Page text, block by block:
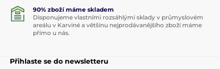
90% zboží máme skladem
Disponujeme vlastními rozsáhlými sklady v průmyslovém
areálu v Karviné a většinu nejprodávanějšího zboží máme
přímo u nás.
Přihlaste se do newsletteru